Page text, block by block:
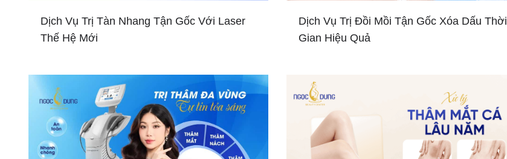
Dịch Vụ Trị Tàn Nhang Tận Gốc Với Laser
Thế Hệ Mới
Dịch Vụ Trị Đồi Mồi Tận Gốc Xóa Dấu Thời
Gian Hiệu Quả